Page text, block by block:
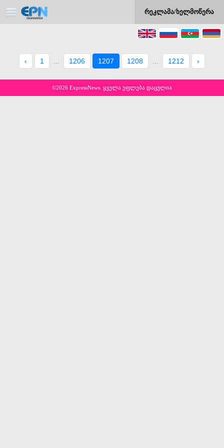
რეკლამა/ხელმოწერა
‹ 1 1206 1207 1208 1212 ›
©2026 ExpressNews. ყველა უფლება დაცულია